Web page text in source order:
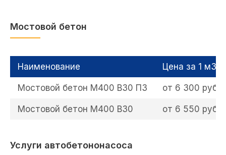
Мостовой бетон
Наименование Цена за 1 м3
Мостовой бетон М400 В30 П3 от 6 300 руб
Мостовой бетон М400 В30 от 6 550 руб
Услуги автобетононасоса